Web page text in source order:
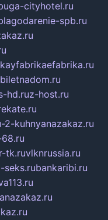
cityhotel.ru
spb.ru
biletnadom.ru
hd.ruz-host.ru
2-kuhnyanazakaz.ru
tk.ruvlknrussia.ru
seks.rubankaribi.ru